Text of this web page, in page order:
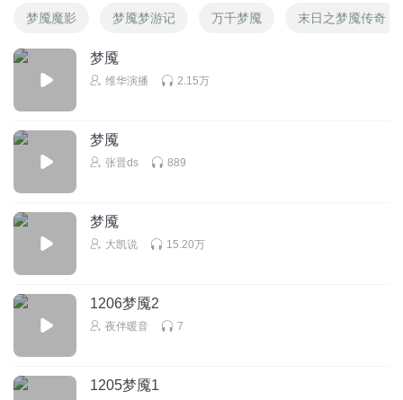
梦魇魔影 梦魇梦游记 万千梦魇 末日之梦魇传奇
梦魇
维华演播 2.15万
梦魇
张晋ds 889
梦魇
大凯说 15.20万
1206梦魇2
夜伴暖音 7
1205梦魇1